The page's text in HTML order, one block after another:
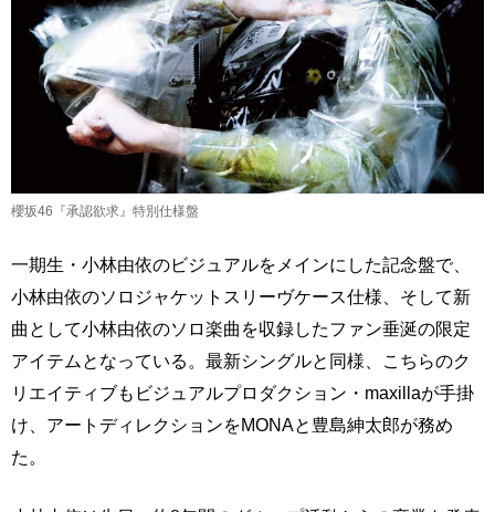
櫻坂46『承認欲求』特別仕様盤
一期生・小林由依のビジュアルをメインにした記念盤で、
小林由依のソロジャケットスリーヴケース仕様、そして新
曲として小林由依のソロ楽曲を収録したファン垂涎の限定
アイテムとなっている。最新シングルと同様、こちらのク
リエイティブもビジュアルプロダクション・maxillaが手掛
け、アートディレクションをMONAと豊島紳太郎が務め
た。